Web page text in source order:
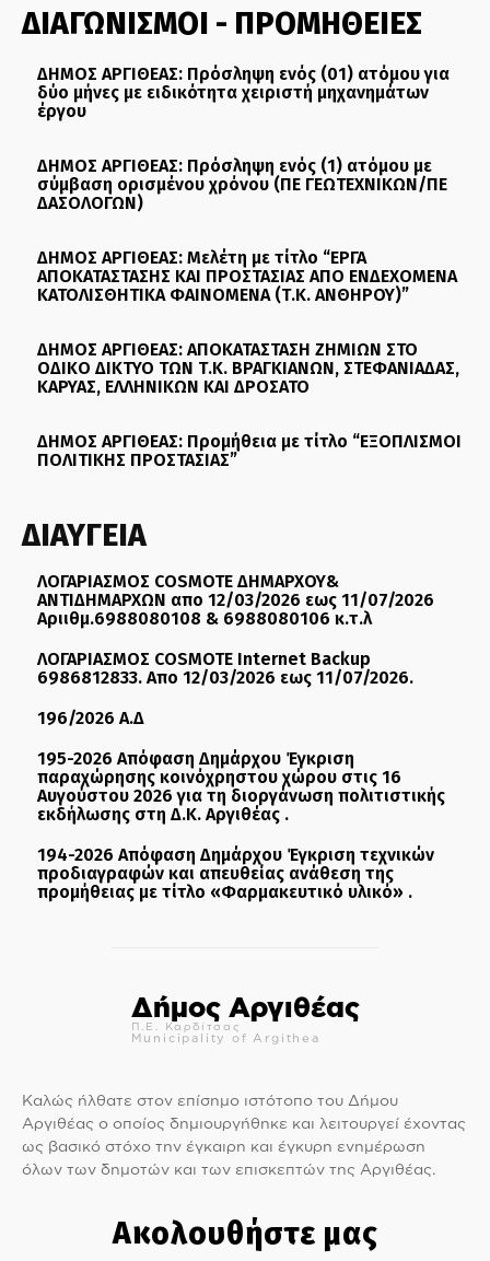
ΔΙΑΓΩΝΙΣΜΟΙ - ΠΡΟΜΗΘΕΙΕΣ
ΔΗΜΟΣ ΑΡΓΙΘΕΑΣ: Πρόσληψη ενός (01) ατόμου για
δύο μήνες με ειδικότητα χειριστή μηχανημάτων
έργου
ΔΗΜΟΣ ΑΡΓΙΘΕΑΣ: Πρόσληψη ενός (1) ατόμου με
σύμβαση ορισμένου χρόνου (ΠΕ ΓΕΩΤΕΧΝΙΚΩΝ/ΠΕ
ΔΑΣΟΛΟΓΩΝ)
ΔΗΜΟΣ ΑΡΓΙΘΕΑΣ: Μελέτη με τίτλο “ΕΡΓΑ
ΑΠΟΚΑΤΑΣΤΑΣΗΣ ΚΑΙ ΠΡΟΣΤΑΣΙΑΣ ΑΠΟ ΕΝΔΕΧΟΜΕΝΑ
ΚΑΤΟΛΙΣΘΗΤΙΚΑ ΦΑΙΝΟΜΕΝΑ (Τ.Κ. ΑΝΘΗΡΟΥ)”
ΔΗΜΟΣ ΑΡΓΙΘΕΑΣ: ΑΠΟΚΑΤΑΣΤΑΣΗ ΖΗΜΙΩΝ ΣΤΟ
ΟΔΙΚΟ ΔΙΚΤΥΟ ΤΩΝ Τ.Κ. ΒΡΑΓΚΙΑΝΩΝ, ΣΤΕΦΑΝΙΑΔΑΣ,
ΚΑΡΥΑΣ, ΕΛΛΗΝΙΚΩΝ ΚΑΙ ΔΡΟΣΑΤΟ
ΔΗΜΟΣ ΑΡΓΙΘΕΑΣ: Προμήθεια με τίτλο “ΕΞΟΠΛΙΣΜΟΙ
ΠΟΛΙΤΙΚΗΣ ΠΡΟΣΤΑΣΙΑΣ”
ΔΙΑΥΓΕΙΑ
ΛΟΓΑΡΙΑΣΜΟΣ COSMOTE ΔΗΜΑΡΧΟΥ&
ΑΝΤΙΔΗΜΑΡΧΩΝ απο 12/03/2026 εως 11/07/2026
Αριιθμ.6988080108 & 6988080106 κ.τ.λ
ΛΟΓΑΡΙΑΣΜΟΣ COSMOTE Internet Backup
6986812833. Απο 12/03/2026 εως 11/07/2026.
196/2026 Α.Δ
195-2026 Απόφαση Δημάρχου Έγκριση
παραχώρησης κοινόχρηστου χώρου στις 16
Αυγούστου 2026 για τη διοργάνωση πολιτιστικής
εκδήλωσης στη Δ.Κ. Αργιθέας .
194-2026 Απόφαση Δημάρχου Έγκριση τεχνικών
προδιαγραφών και απευθείας ανάθεση της
προμήθειας με τίτλο «Φαρμακευτικό υλικό» .
Δήμος Αργιθέας
Π.Ε. Καρδίτσας
Municipality of Argithea
Καλώς ήλθατε στον επίσημο ιστότοπο του Δήμου
Αργιθέας ο οποίος δημιουργήθηκε και λειτουργεί έχοντας
ως βασικό στόχο την έγκαιρη και έγκυρη ενημέρωση
όλων των δημοτών και των επισκεπτών της Αργιθέας.
Ακολουθήστε μας